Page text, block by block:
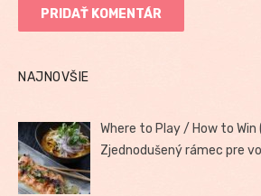
NAJNOVŠIE
Where to Play / How to Win
Zjednodušený rámec pre